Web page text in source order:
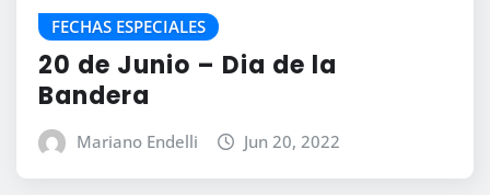
FECHAS ESPECIALES
20 de Junio – Dia de la
Bandera
Mariano Endelli Jun 20, 2022